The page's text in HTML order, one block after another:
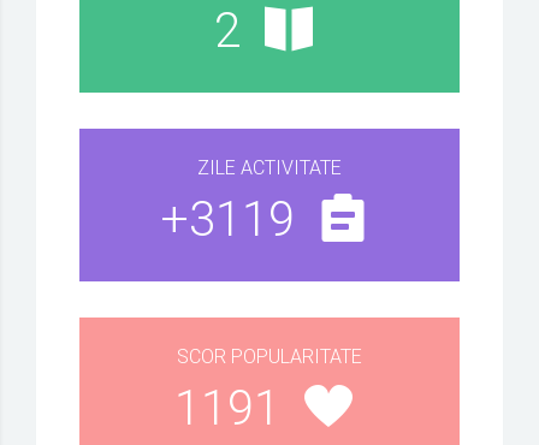
2
ZILE ACTIVITATE
+3119
SCOR POPULARITATE
1191